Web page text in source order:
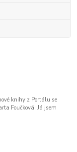
knihy z Portálu se
Foučková: Já jsem